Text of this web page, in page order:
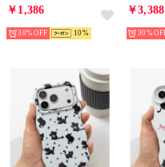
￥1,386
30% 10
￥3,388
30%